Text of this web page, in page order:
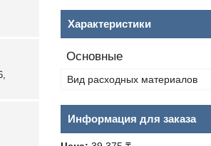
Характеристики
Основные
Вид расходных материалов
Информация для заказа